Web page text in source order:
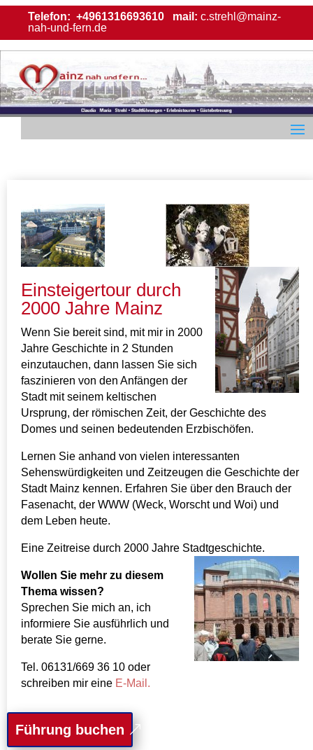
Telefon: +4961316693610 mail: c.strehl@mainz-
nah-und-fern.de
Einsteigertour durch
2000 Jahre Mainz
Wenn Sie bereit sind, mit mir in 2000
Jahre Geschichte in 2 Stunden
einzutauchen, dann lassen Sie sich
faszinieren von den Anfängen der
Stadt mit seinem keltischen
Ursprung, der römischen Zeit, der Geschichte des
Domes und seinen bedeutenden Erzbischöfen.
Lernen Sie anhand von vielen interessanten
Sehenswürdigkeiten und Zeitzeugen die Geschichte der
Stadt Mainz kennen. Erfahren Sie über den Brauch der
Fasenacht, der WWW (Weck, Worscht und Woi) und
dem Leben heute.
Eine Zeitreise durch 2000 Jahre Stadtgeschichte.
Wollen Sie mehr zu diesem
Thema wissen?
Sprechen Sie mich an, ich
informiere Sie ausführlich und
berate Sie gerne.
Tel. 06131/669 36 10 oder
schreiben mir eine E-Mail.
Führung buchen